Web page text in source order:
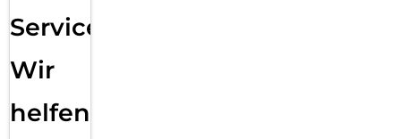
Service:
Wir
helfen